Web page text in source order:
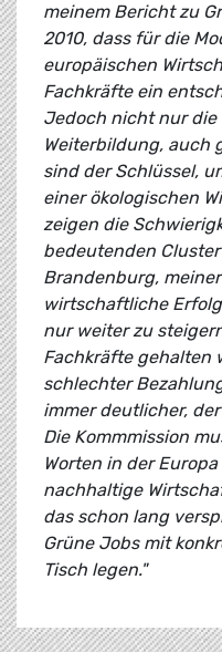
meinem Bericht zu
2010, dass für die
europäischen
Fachkräfte ein
Jedoch nicht nur
Weiterbildung, auch
sind der Schlüssel,
einer ökologischen
zeigen die
bedeutenden
Brandenburg,
wirtschaftliche
nur weiter zu
Fachkräfte gehalten
schlechter
immer deutlicher,
Die Kommmission
Worten in der
nachhaltige
das schon lang
Grüne Jobs mit
Tisch legen."